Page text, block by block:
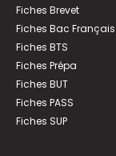
Fiches Brevet
Fiches Bac Français
Fiches BTS
Fiches Prépa
Fiches BUT
Fiches PASS
Fiches SUP